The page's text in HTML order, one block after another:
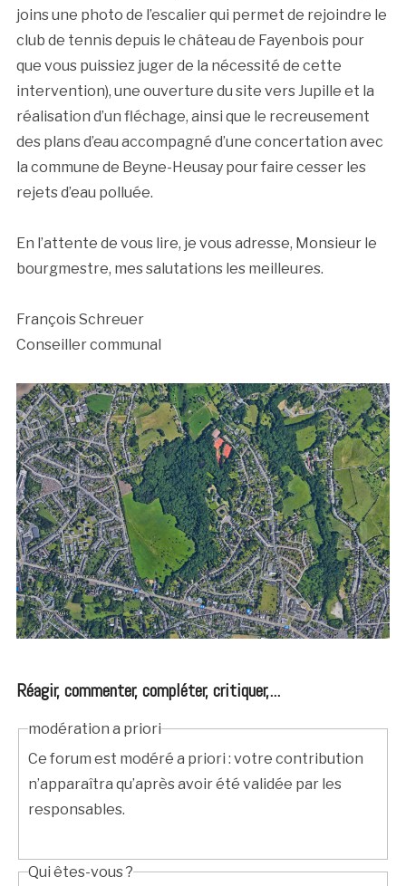
joins une photo de l’escalier qui permet de rejoindre le
club de tennis depuis le château de Fayenbois pour
que vous puissiez juger de la nécessité de cette
intervention), une ouverture du site vers Jupille et la
réalisation d’un fléchage, ainsi que le recreusement
des plans d’eau accompagné d’une concertation avec
la commune de Beyne-Heusay pour faire cesser les
rejets d’eau polluée.
En l’attente de vous lire, je vous adresse, Monsieur le
bourgmestre, mes salutations les meilleures.
François Schreuer
Conseiller communal
Réagir, commenter, compléter, critiquer,...
modération a priori
Ce forum est modéré a priori : votre contribution
n’apparaîtra qu’après avoir été validée par les
responsables.
Qui êtes-vous ?